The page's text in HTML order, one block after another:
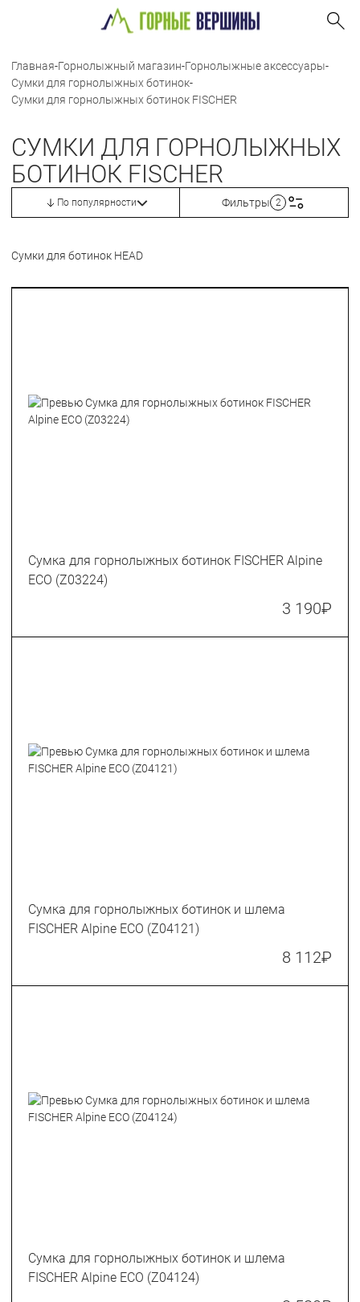
Главная-Горнолыжный магазин-Горнолыжные аксессуары-
Сумки для горнолыжных ботинок-
Сумки для горнолыжных ботинок FISCHER
СУМКИ ДЛЯ ГОРНОЛЫЖНЫХ
БОТИНОК FISCHER
По популярности Фильтры 2
Сумки для ботинок HEAD
Сумка для горнолыжных ботинок FISCHER Alpine
ECO (Z03224)
3 190₽
Сумка для горнолыжных ботинок и шлема
FISCHER Alpine ECO (Z04121)
8 112₽
Сумка для горнолыжных ботинок и шлема
FISCHER Alpine ECO (Z04124)